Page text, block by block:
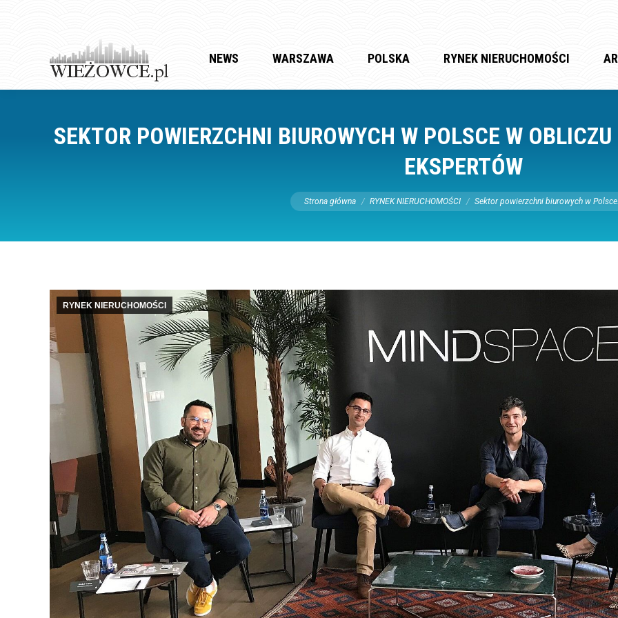
NEWS WARSZAWA POLSKA RYNEK NIERUCHOMOŚCI
SEKTOR POWIERZCHNI BIUROWYCH W POLSCE W
EKSPERTÓW
Jesteś tutaj:
Strona główna RYNEK NIERUCHOMOŚCI Sektor powierzchni biurowych w
RYNEK NIERUCHOMOŚCI